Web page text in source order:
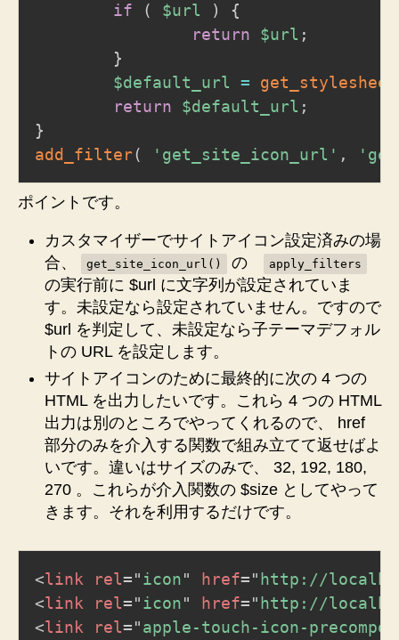
if
( $url )
{
return
$url ;
}
$default_url
=
return
$default_url ;
}
add_filter( 'get_site_icon_url' ,
ポイントです。
カスタマイザーでサイトアイコン設定済みの場
合、
get_site_icon_url() の apply_filters
の実行前に $url に文字列が設定されていま
す。未設定なら設定されていません。ですので
$url を判定して、未設定なら子テーマデフォル
トの URL を設定します。
サイトアイコンのために最終的に次の 4 つの
HTML を出力したいです。これら 4 つの HTML
出力は別のところでやってくれるので、 href
部分のみを介入する関数で組み立てて返せばよ
いです。違いはサイズのみで、 32, 192, 180,
270 。これらが介入関数の $size としてやって
きます。それを利用するだけです。
<link rel="icon" href="http://
<link rel="icon" href="http://
<link rel="apple-touch-icon-